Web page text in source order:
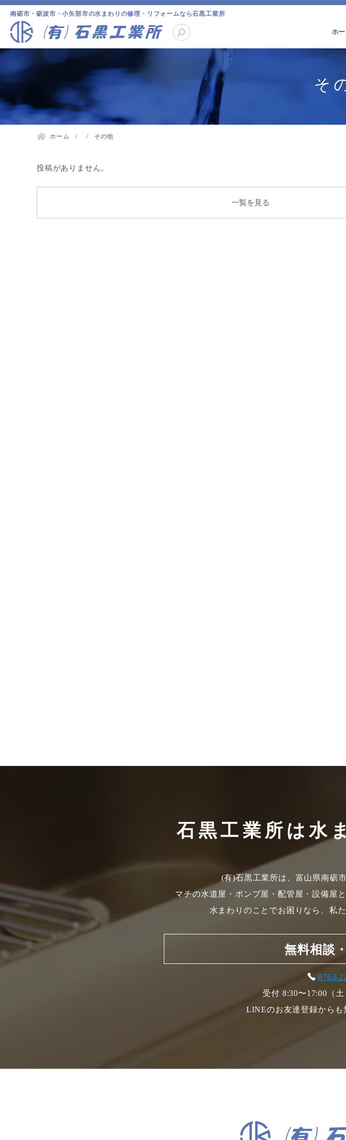
南砺市・砺波市・小矢部市の水まわりの修理・リフォームなら石黒工業所
ホ
そ
ホーム その他
投稿がありません。
一覧を見る
石黒工業所は水
(有)石黒工業所は、富山県南砺
マチの水道屋・ポンプ屋・配管屋・設備屋
水まわりのことでお困りなら、私
無料相談
0763-
受付 8:30〜17:00（土
LINEのお友達登録から